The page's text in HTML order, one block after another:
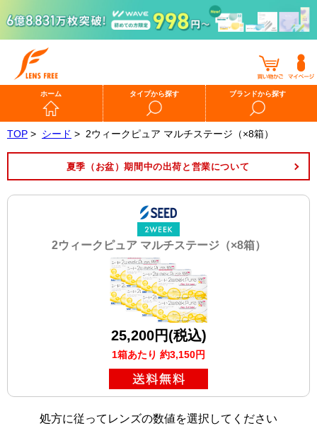
ホーム タイプから探す ブランドから探す
TOP > シード > 2ウィークピュア マルチステージ（×8箱）
夏季（お盆）期間中の出荷と営業について
2ウィークピュア マルチステージ（×8箱）
25,200円(税込)
1箱あたり 約3,150円
処方に従ってレンズの数値を選択してください